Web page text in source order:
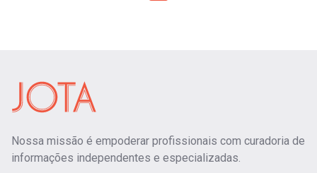
Nossa missão é empoderar profissionais com curadoria de
informações independentes e especializadas.